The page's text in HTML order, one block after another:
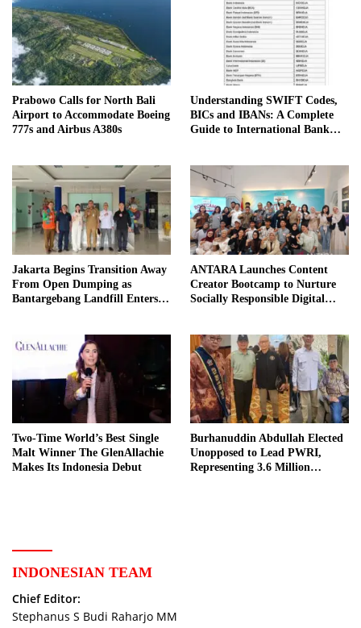
Prabowo Calls for North Bali
Airport to Accommodate Boeing
777s and Airbus A380s
Understanding SWIFT Codes,
BICs and IBANs: A Complete
Guide to International Bank
Jakarta Begins Transition Away
From Open Dumping as
Bantargebang Landfill Enters
ANTARA Launches Content
Creator Bootcamp to Nurture
Socially Responsible Digital
Two-Time World’s Best Single
Malt Winner The GlenAllachie
Makes Its Indonesia Debut
Burhanuddin Abdullah Elected
Unopposed to Lead PWRI,
Representing 3.6 Million
INDONESIAN TEAM
Chief Editor:
Stephanus S Budi Raharjo MM